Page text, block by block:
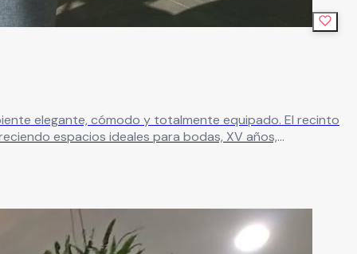
cómodo y totalmente equipado. El recinto
espacios ideales para bodas, XV años,